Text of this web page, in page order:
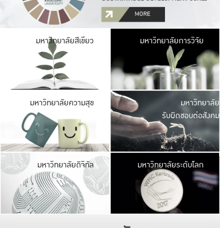
มหาวิทยาลัยสีเขียว มหาวิ
มีพื้นที่เขียวสดใส
เป็นป่าในเมือง เกษต
มหาวิทยาลัยการวิจัย
มหาวิทยาลัยความสุข มหาวิ
ค
เปิดประ
และพบเรื่องราวใ
มหาวิทยาลัย
รับผิดชอบต่อสังคม
มหาวิทยาลัยดิจิทัล มหาวิ
เปลี่ยนแปลง แล
เพื่อทำง
ระบบสารสนเทศ
มหาวิทยาลัยระดับโลก